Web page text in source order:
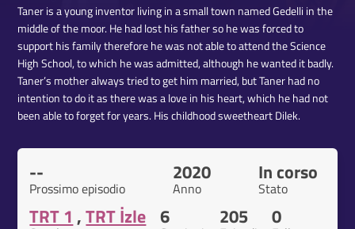
Taner is a young inventor living in a small town named Gedelli in the
middle of the moor. He had lost his father so he was forced to
support his family therefore he was not able to attend the Science
High School, to which he was admitted, although he wanted it badly.
Taner’s mother always tried to get him married, but Taner had no
intention to do it as there was a love in his heart, which he had not
been able to forget for years. His childhood sweetheart Dilek.
--
Prossimo episodio
2020
Anno
In corso
Stato
TRT 1 ,TRT İzle 6 205 0